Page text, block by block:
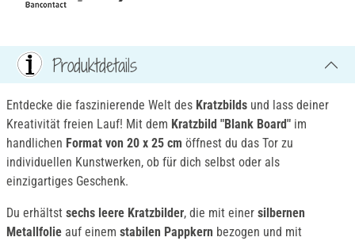
Produktdetails
Entdecke die faszinierende Welt des Kratzbilds und lass deiner
Kreativität freien Lauf! Mit dem Kratzbild "Blank Board" im
handlichen Format von 20 x 25 cm öffnest du das Tor zu
individuellen Kunstwerken, ob für dich selbst oder als
einzigartiges Geschenk.
Du erhältst sechs leere Kratzbilder, die mit einer silbernen
Metallfolie auf einem stabilen Pappkern bezogen und mit